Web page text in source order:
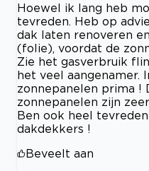
Hoewel ik lang heb
tevreden. Heb op
dak laten renoveren
(folie), voordat de
Zie het gasverbruik
het veel aangenamer.
zonnepanelen prima !
zonnepanelen zijn
Ben ook heel
dakdekkers !
Beveelt aan